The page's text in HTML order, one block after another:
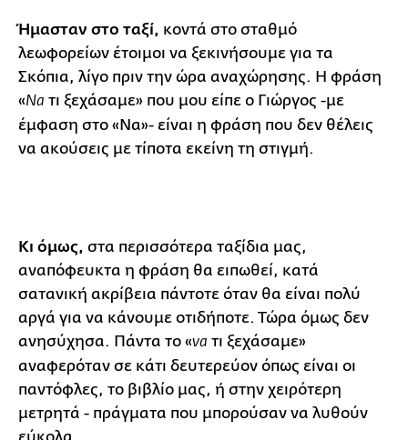
Ήμασταν στο ταξί, κοντά στο σταθμό
λεωφορείων έτοιμοι να ξεκινήσουμε για τα
Σκόπια, λίγο πριν την ώρα αναχώρησης. Η φράση
«Να τι ξεχάσαμε» που μου είπε ο Γιώργος -με
έμφαση στο «Να»- είναι η φράση που δεν θέλεις
να ακούσεις με τίποτα εκείνη τη στιγμή.
Κι όμως, στα περισσότερα ταξίδια μας,
αναπόφευκτα η φράση θα ειπωθεί, κατά
σατανική ακρίβεια πάντοτε όταν θα είναι πολύ
αργά για να κάνουμε οτιδήποτε. Τώρα όμως δεν
ανησύχησα. Πάντα το «να τι ξεχάσαμε»
αναφερόταν σε κάτι δευτερεύον όπως είναι οι
παντόφλες, το βιβλίο μας, ή στην χειρότερη
μετρητά - πράγματα που μπορούσαν να λυθούν